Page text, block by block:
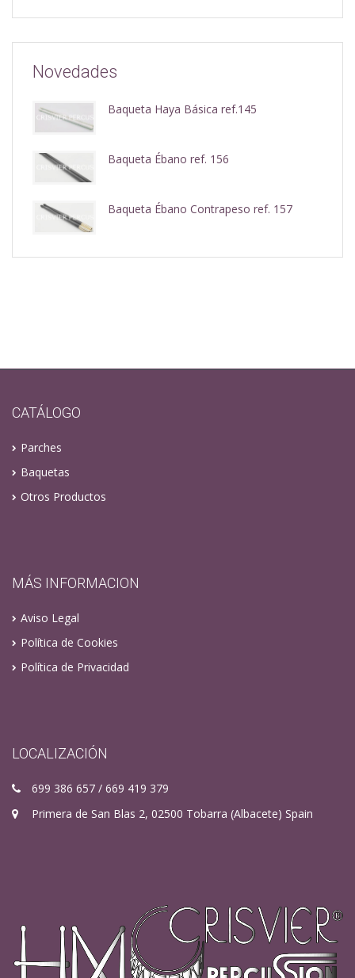
Novedades
Baqueta Haya Básica ref.145
Baqueta Ébano ref. 156
Baqueta Ébano Contrapeso ref. 157
CATÁLOGO
Parches
Baquetas
Otros Productos
MÁS INFORMACION
Aviso Legal
Política de Cookies
Política de Privacidad
LOCALIZACIÓN
699 386 657 / 669 419 379
Primera de San Blas 2, 02500 Tobarra (Albacete) Spain